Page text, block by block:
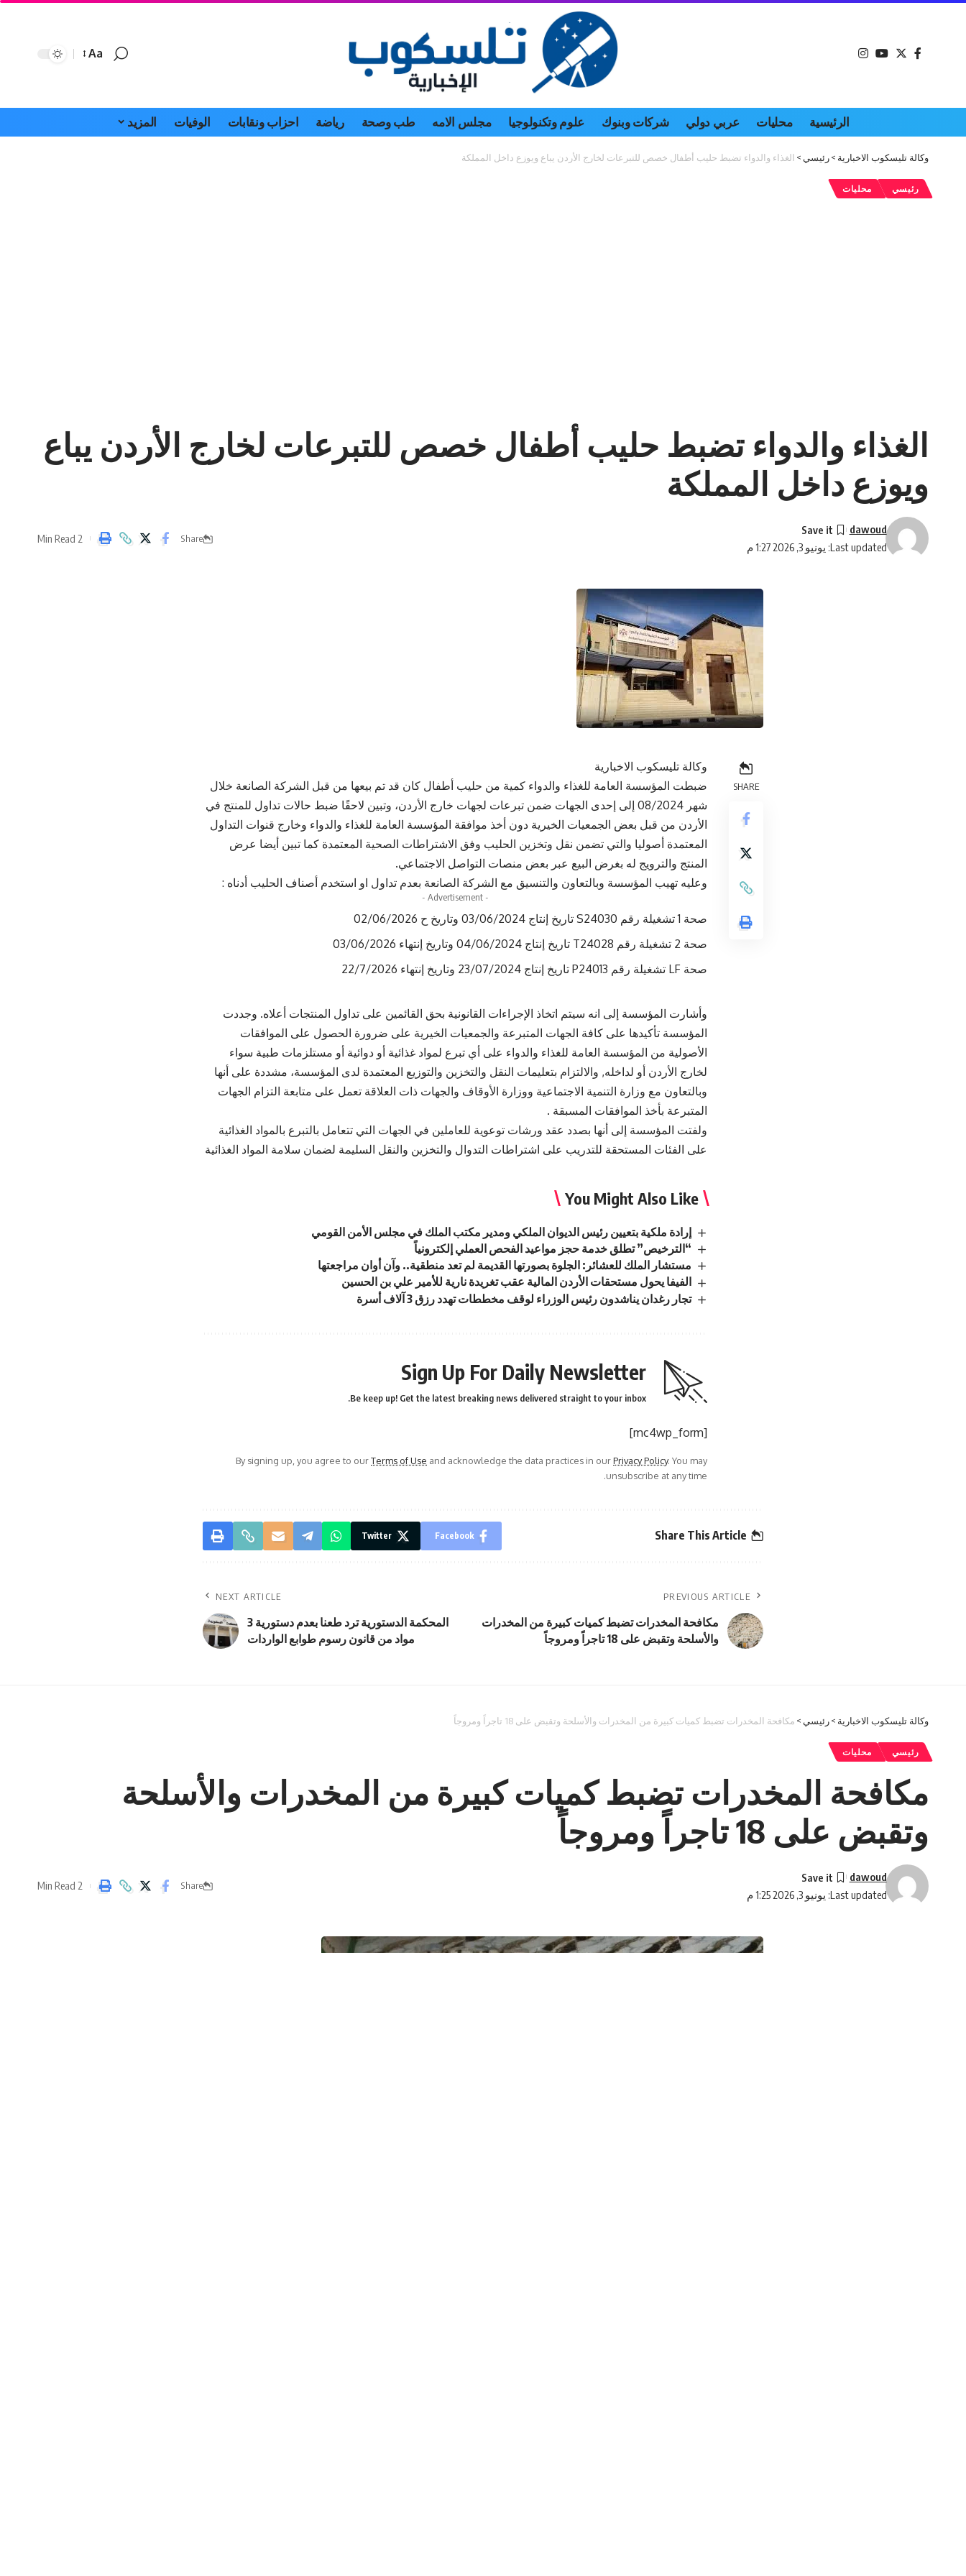
Font
Aa
الرئيسية محليات عربي دولي شركات وبنوك علوم وتكنولوجيا مجلس الامه طب وصحة رياضة احزاب ونقابات الوفيات المزيد
وكالة تليسكوب الاخبارية >رئيسي > الغذاء والدواء تضبط حليب أطفال خصص للتبرعات لخارج الأردن يباع ويوزع داخل المملكة
رئيسي محليات
الغذاء والدواء تضبط حليب أطفال خصص للتبرعات لخارج الأردن يباع
ويوزع داخل المملكة
Last updated: يونيو 3, 2026 1:27 م
dawoud
Share
2 Min Read
SHARE
وكالة تليسكوب الاخبارية
ضبطت المؤسسة العامة للغذاء والدواء كمية من حليب أطفال كان قد تم بيعها من قبل الشركة الصانعة خلال
شهر 08/2024 إلى إحدى الجهات ضمن تبرعات لجهات خارج الأردن، وتبين لاحقًا ضبط حالات تداول للمنتج في
الأردن من قبل بعض الجمعيات الخيرية دون أخذ موافقة المؤسسة العامة للغذاء والدواء وخارج قنوات التداول
المعتمدة أصوليا والتي تضمن نقل وتخزين الحليب وفق الاشتراطات الصحية المعتمدة كما تبين أيضا عرض
المنتج والترويج له بغرض البيع عبر بعض منصات التواصل الاجتماعي.
وعليه تهيب المؤسسة وبالتعاون والتنسيق مع الشركة الصانعة بعدم تداول او استخدم أصناف الحليب أدناه :
- Advertisement -
صحة 1 تشغيلة رقم S24030 تاريخ إنتاج 03/06/2024 وتاريخ ح 02/06/2026
صحة 2 تشغيلة رقم T24028 تاريخ إنتاج 04/06/2024 وتاريخ إنتهاء 03/06/2026
صحة LF تشغيلة رقم P24013 تاريخ إنتاج 23/07/2024 وتاريخ إنتهاء 22/7/2026
وأشارت المؤسسة إلى انه سيتم اتخاذ الإجراءات القانونية بحق القائمين على تداول المنتجات أعلاه. وجددت
المؤسسة تأكيدها على كافة الجهات المتبرعة والجمعيات الخيرية على ضرورة الحصول على الموافقات
الأصولية من المؤسسة العامة للغذاء والدواء على أي تبرع لمواد غذائية أو دوائية أو مستلزمات طبية سواء
لخارج الأردن أو لداخله, والالتزام بتعليمات النقل والتخزين والتوزيع المعتمدة لدى المؤسسة، مشددة على أنها
وبالتعاون مع وزارة التنمية الاجتماعية ووزارة الأوقاف والجهات ذات العلاقة تعمل على متابعة التزام الجهات
المتبرعة بأخذ الموافقات المسبقة .
ولفتت المؤسسة إلى أنها بصدد عقد ورشات توعوية للعاملين في الجهات التي تتعامل بالتبرع بالمواد الغذائية
على الفئات المستحقة للتدريب على اشتراطات التدوال والتخزين والنقل السليمة لضمان سلامة المواد الغذائية
You Might Also Like
إرادة ملكية بتعيين رئيس الديوان الملكي ومدير مكتب الملك في مجلس الأمن القومي
“الترخيص” تطلق خدمة حجز مواعيد الفحص العملي إلكترونياً
مستشار الملك للعشائر: الجلوة بصورتها القديمة لم تعد منطقية.. وآن أوان مراجعتها
الفيفا يحول مستحقات الأردن المالية عقب تغريدة نارية للأمير علي بن الحسين
تجار رغدان يناشدون رئيس الوزراء لوقف مخططات تهدد رزق 3 آلاف أسرة
Sign Up For Daily Newsletter
Be keep up! Get the latest breaking news delivered straight to your inbox.
[mc4wp_form]
By signing up, you agree to ourTerms of Use and acknowledge the data practices in ourPrivacy Policy. You may
unsubscribe at any time.
Share This Article
Facebook
Twitter
PREVIOUS ARTICLE
مكافحة المخدرات تضبط كميات كبيرة من المخدرات
والأسلحة وتقبض على 18 تاجراً ومروجاً
NEXT ARTICLE
المحكمة الدستورية ترد طعنا بعدم دستورية 3
مواد من قانون رسوم طوابع الواردات
وكالة تليسكوب الاخبارية >رئيسي > مكافحة المخدرات تضبط كميات كبيرة من المخدرات والأسلحة وتقبض على 18 تاجراً ومروجاً
رئيسي محليات
مكافحة المخدرات تضبط كميات كبيرة من المخدرات والأسلحة
وتقبض على 18 تاجراً ومروجاً
Last updated: يونيو 3, 2026 1:25 م
dawoud
Share
2 Min Read